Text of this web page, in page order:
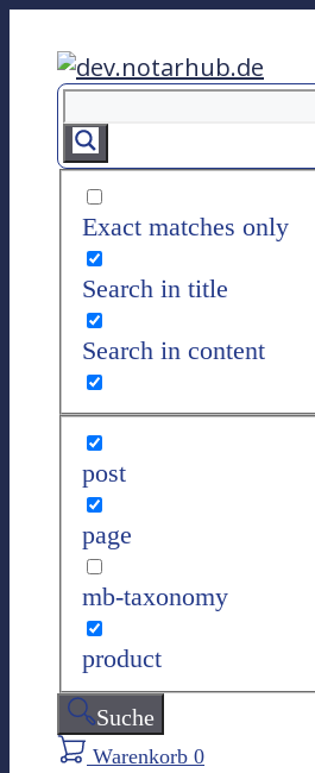
Exact matches only
Search in title
Search in content
post
page
mb-taxonomy
product
Suche
Warenkorb 0